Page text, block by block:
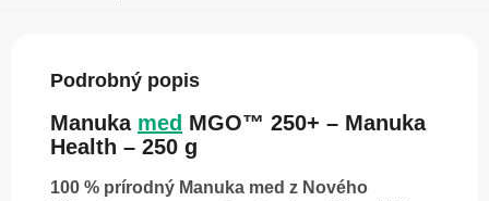
Podrobný popis
Manuka med MGO™ 250+ – Manuka
Health – 250 g
100 % prírodný Manuka med z Nového